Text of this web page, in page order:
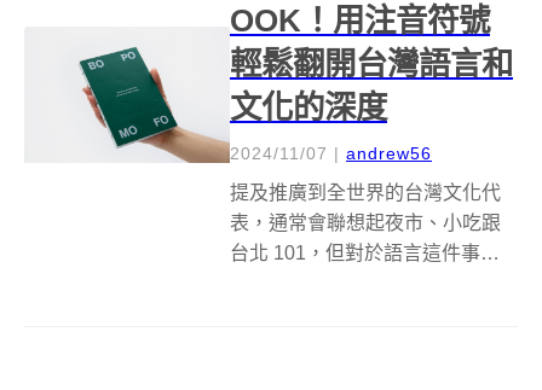
OOK！用注音符號
輕鬆翻開台灣語言和
文化的深度
2024/11/07 | andrew56
提及推廣到全世界的台灣文化代
表，通常會聯想起夜市、小吃跟
台北 101，但對於語言這件事，